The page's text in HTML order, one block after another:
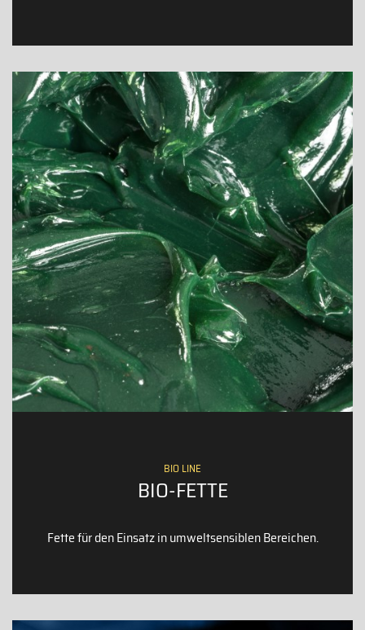
BIO LINE
BIO-FETTE
Fette für den Einsatz in umweltsensiblen Bereichen.